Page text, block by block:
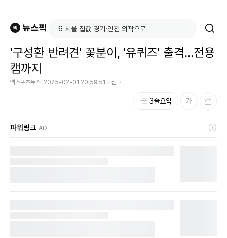
'구성환 반려견' 꽃분이, '유퀴즈' 출격…전용
캠까지
엑스포츠뉴스 2025-02-01 20:59:51 신고
3줄요약
파워링크 AD